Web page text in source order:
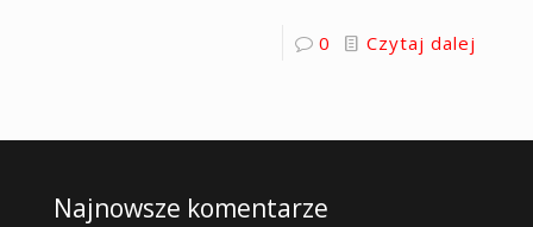
0 Czytaj dalej
Najnowsze komentarze